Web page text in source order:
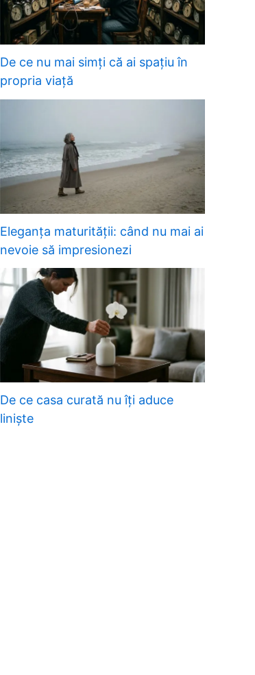
De ce nu mai simți că ai spațiu în
propria viață
Eleganța maturității: când nu mai ai
nevoie să impresionezi
De ce casa curată nu îți aduce
liniște